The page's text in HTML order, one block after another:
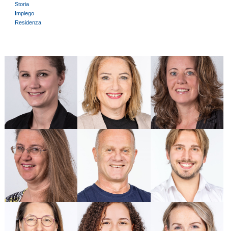
Storia
Impiego
Residenza
Andrea Ackermann
mehr ...
Elvira Schneider
mehr ...
Gabriela Suter
mehr ...
Jeton Nikaj
mehr ...
Karine Géré
mehr ...
Leandra Zumsteg
dos Santos
mehr ...